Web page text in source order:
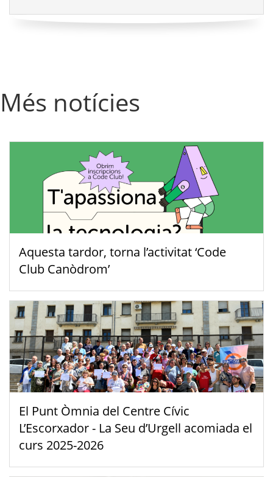
Més notícies
Aquesta tardor, torna l’activitat ‘Code
Club Canòdrom’
El Punt Òmnia del Centre Cívic
L’Escorxador - La Seu d’Urgell acomiada el
curs 2025-2026